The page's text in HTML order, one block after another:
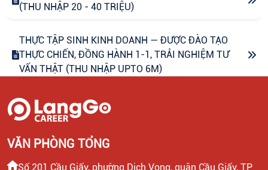
(THU NHẬP 20 - 40 TRIỆU)
THỰC TẬP SINH KINH DOANH — ĐƯỢC ĐÀO TẠO
THỰC CHIẾN, ĐỒNG HÀNH 1-1, TRẢI NGHIỆM TƯ
VẤN THẬT (THU NHẬP UPTO 6M)
CHUYÊN VIÊN CONTENT VIRAL (FANPAGE
FACEBOOK)
CTV CONTENT VIRAL TIKTOK
VĂN PHÒNG TỔNG
Số 201 Cầu Giấy, phường Dịch Vọng, quận Cầu Giấy, TP